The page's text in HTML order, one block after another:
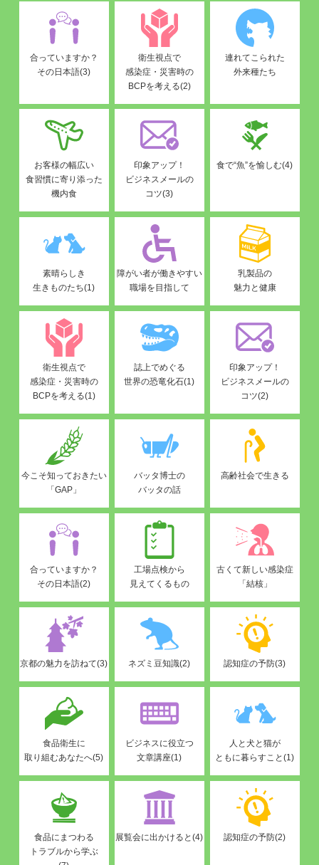
合っていますか？
その日本語(3)
衛生視点で
感染症・災害時の
BCPを考える(2)
連れてこられた
外来種たち
お客様の幅広い
食習慣に寄り添った
機内食
印象アップ！
ビジネスメールの
コツ(3)
食で“魚”を愉しむ(4)
素晴らしき
生きものたち(1)
障がい者が働きやすい
職場を目指して
乳製品の
魅力と健康
衛生視点で
感染症・災害時の
BCPを考える(1)
誌上でめぐる
世界の恐竜化石(1)
印象アップ！
ビジネスメールの
コツ(2)
今こそ知っておきたい
「GAP」
バッタ博士の
バッタの話
高齢社会で生きる
合っていますか？
その日本語(2)
工場点検から
見えてくるもの
古くて新しい感染症
「結核」
京都の魅力を訪ねて(3) ネズミ豆知識(2) 認知症の予防(3)
食品衛生に
取り組むあなたへ(5)
ビジネスに役立つ
文章講座(1)
人と犬と猫が
ともに暮らすこと(1)
食品にまつわる
トラブルから学ぶ
展覧会に出かけると(4) 認知症の予防(2)